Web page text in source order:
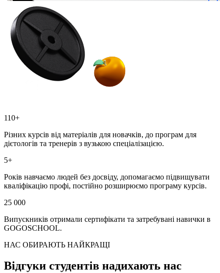
110+
Різних курсів від матеріалів для новачків, до програм для
дієтологів та тренерів з вузькою спеціалізацією.
5+
Років навчаємо людей без досвіду, допомагаємо підвищувати
кваліфікацію профі, постійно розширюємо програму курсів.
25 000
Випускників отримали сертифікати та затребувані навички в
GOGOSCHOOL.
НАС ОБИРАЮТЬ НАЙКРАЩІ
Відгуки студентів надихають нас